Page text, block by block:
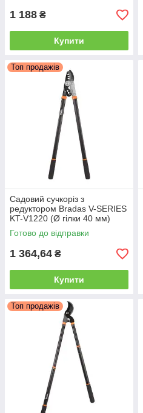
1 188 ₴
Купити
Топ продажів
Садовий сучкоріз з
редуктором Bradas V-SERIES
KT-V1220 (Ø гілки 40 мм)
Готово до відправки
1 364,64 ₴
Купити
Топ продажів